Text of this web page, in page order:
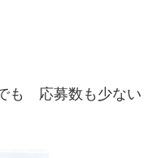
も 応募数も少ない